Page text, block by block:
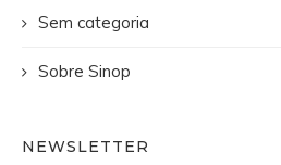
Sem categoria
Sobre Sinop
NEWSLETTER